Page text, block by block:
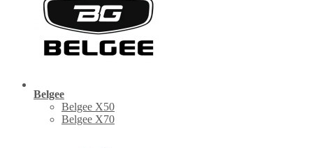
Belgee
Belgee X50
Belgee X70